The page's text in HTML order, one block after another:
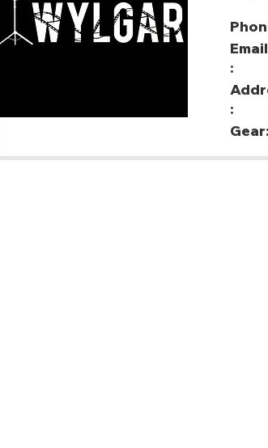
Email
:
:
Gear: